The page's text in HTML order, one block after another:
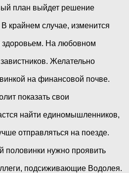
план выйдет решение
В крайнем случае, изменится
здоровьем. На любовном
Желательно
на финансовой почве.
показать свои
найти единомышленников,
отправляться на поезде.
половинки нужно проявить
подсиживающие Водолея.